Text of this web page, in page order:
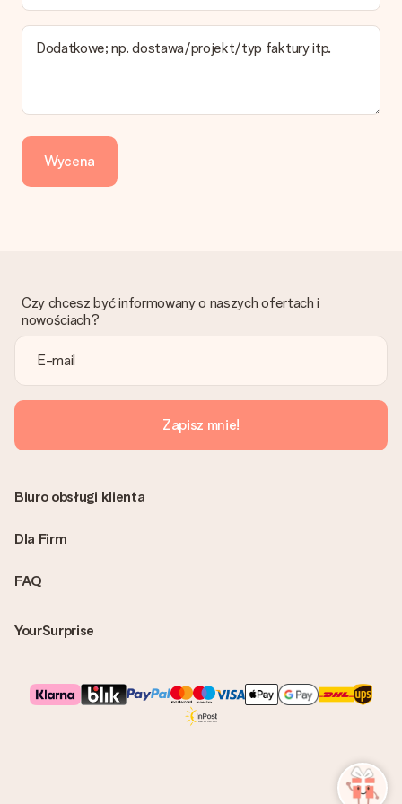
najwolniejszej formy wysyłki.
Zapłata
Dotpay, karta kredytowa, lub przelew bankowy. W przypadku
dni przedłużenia dostawy - kwota musi zostać zaksięgowana,
aby zamówienie trafiło do produkcji. Robiąc przelew, należy
wybrać Przelew Krajowy Europejski.
Czy faktura jest wysyłana razem z zamówieniem?
Żaden rachunek lub faktura nie jest wysyłany z zamówieniem.
Możesz ją również znaleźć na koncie MySurprise. Dzięki temu
możesz wysłać prezent bezpośrednio do odbiorcy, co będzie
prawdziwą niespodzianką!
Dodatkowe; np. dostawa/projekt/typ faktury itp.
Wycena
Czy chcesz być informowany o naszych ofertach i
nowościach?
Zapisz mnie!
FAQ
YourSurprise
Biuro obsługi klienta
Dla Firm